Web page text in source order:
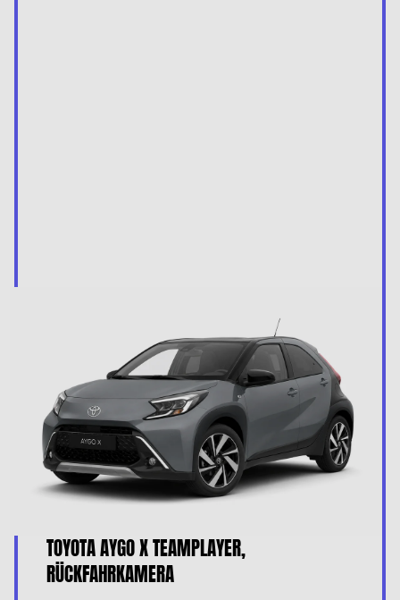
TOYOTA AYGO X TEAMPLAYER,
RÜCKFAHRKAMERA